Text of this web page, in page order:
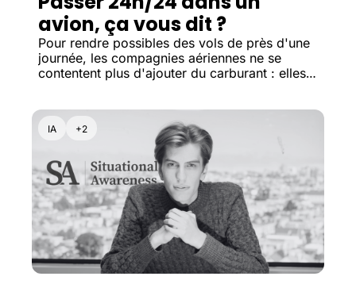
avion, ça vous dit ?
Pour rendre possibles des vols de près d'une
journée, les compagnies aériennes ne se
contentent plus d'ajouter du carburant : elles
IA +2